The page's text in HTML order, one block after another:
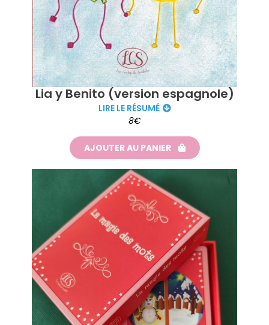
Lia y Benito (version espagnole)
LIRE LE RÉSUMÉ
8€
AJOUTER AU PANIER